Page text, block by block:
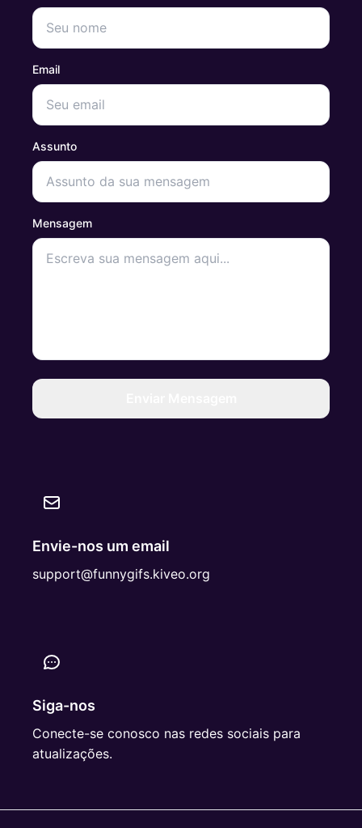
Email
Assunto
Mensagem
Envie-nos um email
support@funnygifs.kiveo.org
Siga-nos
Conecte-se conosco nas redes sociais para
atualizações.